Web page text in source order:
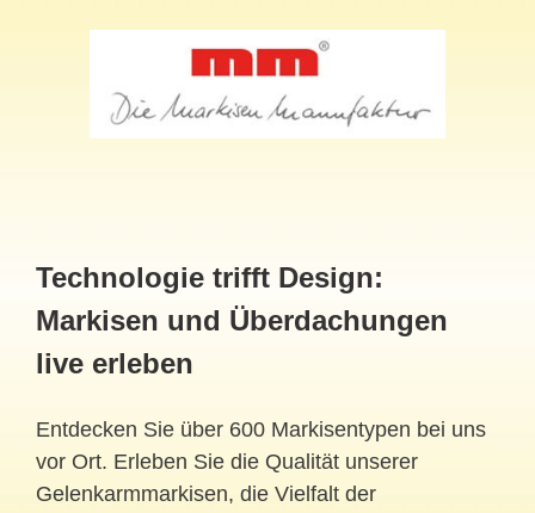
Technologie trifft Design:
Markisen und Überdachungen
live erleben
Entdecken Sie über 600 Markisentypen bei uns
vor Ort. Erleben Sie die Qualität unserer
Gelenkarmmarkisen, die Vielfalt der